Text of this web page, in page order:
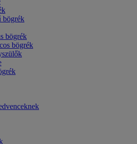
bögrék
bögrék
bögrék